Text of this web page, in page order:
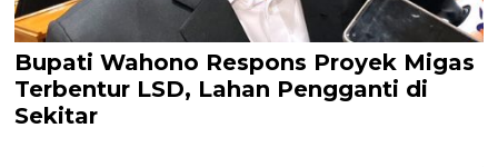
Bupati Wahono Respons Proyek Migas
Terbentur LSD, Lahan Pengganti di
Sekitar